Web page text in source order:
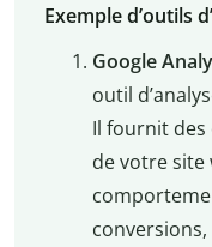
Exemple d’outils
Google
outil
Il fournit des
de votre site